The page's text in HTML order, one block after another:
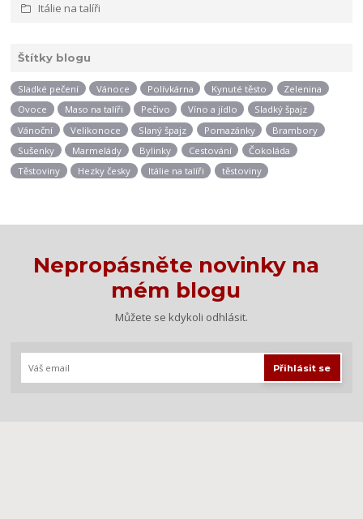
Itálie na talíři
Štítky blogu
Sladké pečení Vánoce Polívkárna Kynuté těsto
Zelenina
Ovoce
Maso na talíři Pečivo Víno a jídlo
Sladký špajz
Vánoční
Velikonoce Slaný špajz Pomazánky
Brambory
Sušenky
Marmelády Bylinky Cestování
Čokoláda
Těstoviny
Hezky česky Itálie na talíři těstoviny
Nepropásněte novinky na
mém blogu
Můžete se kdykoli odhlásit.
Přihlásit se